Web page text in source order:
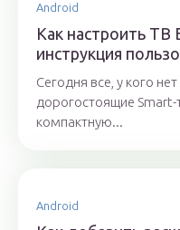
Android
Как настроить
инструкция
Сегодня все, у кого
дорогостоящие Smart-
компактную...
Android